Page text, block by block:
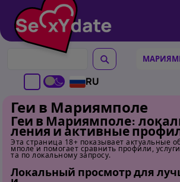
RU
Геи в Мариямполе
Геи в Мариямполе:
ления и активные
Эта страница 18+ показывает актуальные
мполе и помогает сравнить профили,
та по локальному запросу.
Локальный просмотр для